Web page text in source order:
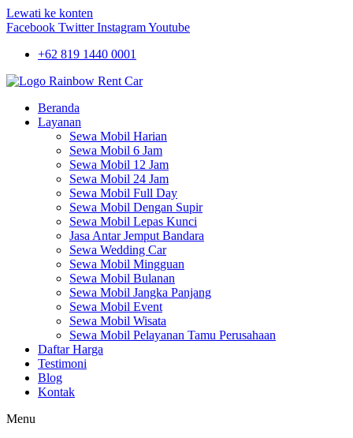
Lewati ke konten
Facebook Twitter InstagramYoutube
+62 819 1440 0001
Beranda
Layanan
Sewa Mobil Harian
Sewa Mobil 6 Jam
Sewa Mobil 12 Jam
Sewa Mobil 24 Jam
Sewa Mobil Full Day
Sewa Mobil Dengan Supir
Sewa Mobil Lepas Kunci
Jasa Antar Jemput Bandara
Sewa Wedding Car
Sewa Mobil Mingguan
Sewa Mobil Bulanan
Sewa Mobil Jangka Panjang
Sewa Mobil Event
Sewa Mobil Wisata
Sewa Mobil Pelayanan Tamu Perusahaan
Daftar Harga
Testimoni
Blog
Kontak
Menu